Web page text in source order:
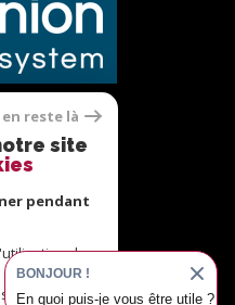
en reste là
site
pendant
des
des
statistiques !
BONJOUR !
En quoi puis-je vous être utile ?